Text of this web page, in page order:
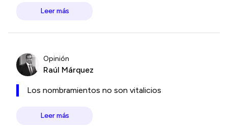
Leer más
Opinión
Raúl Márquez
Los nombramientos no son vitalicios
Leer más